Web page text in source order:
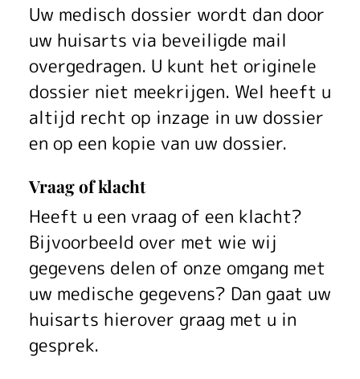
Uw medisch dossier wordt dan door
uw huisarts via beveiligde mail
overgedragen. U kunt het originele
dossier niet meekrijgen. Wel heeft u
altijd recht op inzage in uw dossier
en op een kopie van uw dossier.
Vraag of klacht
Heeft u een vraag of een klacht?
Bijvoorbeeld over met wie wij
gegevens delen of onze omgang met
uw medische gegevens? Dan gaat uw
huisarts hierover graag met u in
gesprek.